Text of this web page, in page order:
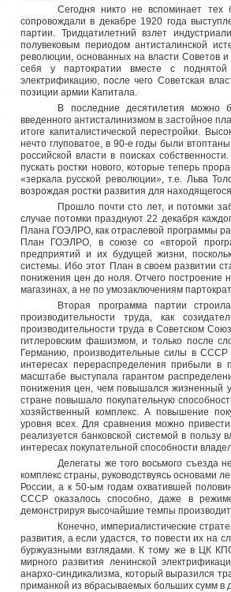
Сегодня никто не вспоминает тех
сопровождали в декабре 1920 года
партии. Тридцатилетний взлет
полувековым периодом антисталинской
революции, основанных на власти Советов
себя у партократии вместе с
электрификацию, после чего Советская
позиции армии Капитала.
В последние десятилетия можно
введенного антисталинизмом в застойное
итоге капиталистической перестройки.
нечто глуповатое, в 90-е годы были
российской власти в поисках
пускать ростки нового, которые теперь
«зеркала русской революции», т.е. Льва
возрождая ростки развития для
Прошло почти сто лет, и потомки
случае потомки празднуют 22 декабря
Плана ГОЭЛРО, как отраслевой программы
План ГОЭЛРО, в союзе со «второй
предприятий и их будущей жизни,
системы. Ибо этот План в своем развитии
понижения цен до ноля. Отчего
магазинах, а не по умозаключениям
Вторая программа партии
производительности труда, как
производительности труда в Советском
гитлеровским фашизмом, и только после
Германию, производительные силы в СССР
интересах перераспределения прибыли в
масштабе выступала гарантом
понижения цен, чем повышался жизненный
стране повышало покупательную
хозяйственный комплекс. А повышение
уровня всех. Для сравнения можно
реализуется банковской системой в пользу
интересах покупательной способности
Делегаты же того восьмого съезда
комплекс страны, руководствуясь основами
России, а к 50-ым годам охватившей
СССР оказалось способно, даже в
демонстрируя высочайшие темпы
Конечно, империалистические
развития, а если удастся, то повести их на
буржуазными взглядами. К тому же в ЦК
мирного развития ленинской
анархо-синдикализма, который выразился
приманкой из вбрасываемых больших сумм в